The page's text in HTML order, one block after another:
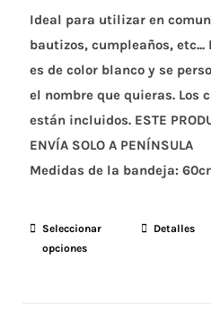
Ideal para utilizar en
bautizos, cumpleaños, etc...
es de color blanco y se
el nombre que quieras. Los
están incluidos. ESTE
ENVÍA SOLO A PENÍNSULA
Medidas de la bandeja:
Seleccionar
opciones
EsteDetalles